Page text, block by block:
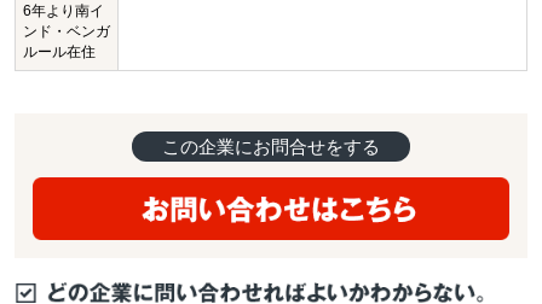
6年より南イ
ンド・ベンガ
ルール在住
この企業にお問合せをする